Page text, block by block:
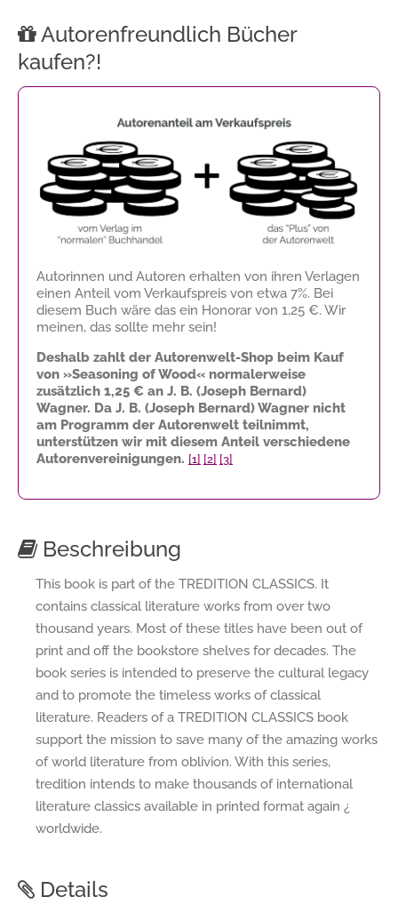
Autorenfreundlich Bücher
kaufen?!
Autorinnen und Autoren erhalten von ihren Verlagen
einen Anteil vom Verkaufspreis von etwa 7%. Bei
diesem Buch wäre das ein Honorar von 1,25 €. Wir
meinen, das sollte mehr sein!
Deshalb zahlt der Autorenwelt-Shop beim Kauf
von »Seasoning of Wood« normalerweise
zusätzlich 1,25 € an J. B. (Joseph Bernard)
Wagner. Da J. B. (Joseph Bernard) Wagner nicht
am Programm der Autorenwelt teilnimmt,
unterstützen wir mit diesem Anteil verschiedene
Autorenvereinigungen. [1] [2] [3]
Beschreibung
This book is part of the TREDITION CLASSICS. It
contains classical literature works from over two
thousand years. Most of these titles have been out of
print and off the bookstore shelves for decades. The
book series is intended to preserve the cultural legacy
and to promote the timeless works of classical
literature. Readers of a TREDITION CLASSICS book
support the mission to save many of the amazing works
of world literature from oblivion. With this series,
tredition intends to make thousands of international
literature classics available in printed format again ¿
worldwide.
Details